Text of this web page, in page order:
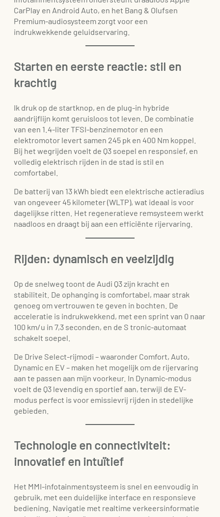
CarPlay en Android Auto, en het Bang & Olufsen
Premium-audiosysteem zorgt voor een
indrukwekkende geluidservaring.
Starten en eerste reactie: stil en
krachtig
Ik druk op de startknop, en de plug-in hybride
aandrijflijn komt geruisloos tot leven. De combinatie
van een 1.4-liter TFSI-benzinemotor en een
elektromotor levert samen 245 pk en 400 Nm koppel.
Bij het wegrijden voelt de Q3 soepel en responsief, en
volledig elektrisch rijden in de stad is stil en
comfortabel.
De batterij van 13 kWh biedt een elektrische actieradius
van ongeveer 45 kilometer (WLTP), wat ideaal is voor
dagelijkse ritten. Het regeneratieve remsysteem werkt
naadloos en draagt bij aan een efficiënte rijervaring.
Rijden: dynamisch en veelzijdig
Op de snelweg toont de Audi Q3 zijn kracht en
stabiliteit. De ophanging is comfortabel, maar strak
genoeg om vertrouwen te geven in bochten. De
acceleratie is indrukwekkend, met een sprint van 0 naar
100 km/u in 7,3 seconden, en de S tronic-automaat
schakelt soepel.
De Drive Select-rijmodi – waaronder Comfort, Auto,
Dynamic en EV – maken het mogelijk om de rijervaring
aan te passen aan mijn voorkeur. In Dynamic-modus
voelt de Q3 levendig en sportief aan, terwijl de EV-
modus perfect is voor emissievrij rijden in stedelijke
gebieden.
Technologie en connectiviteit:
innovatief en intuïtief
Het MMI-infotainmentsysteem is snel en eenvoudig in
gebruik, met een duidelijke interface en responsieve
bediening. Navigatie met realtime verkeersinformatie